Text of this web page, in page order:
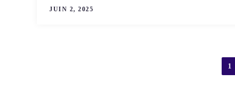
JUIN 2, 2025
1